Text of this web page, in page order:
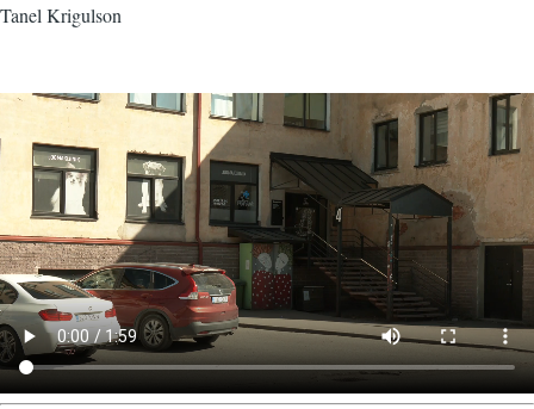
Tanel Krigulson
Video
fail